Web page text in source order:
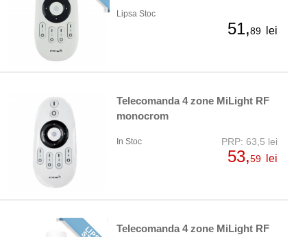
Lipsa Stoc
51,89 lei
Telecomanda 4 zone MiLight RF
monocrom
In Stoc PRP: 63,5 lei
53,59 lei
Telecomanda 4 zone MiLight RF